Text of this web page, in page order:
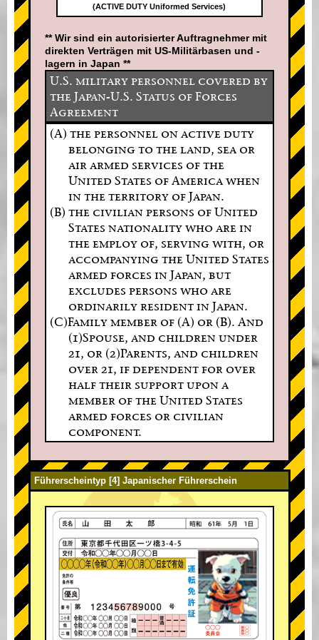
(ACTIVE DUTY Uniformed Services)
** Wir sind ein autorisierter Auftragnehmer mit
direkten Verträgen mit US-Militärbasen und -
lagern in Japan **
U.S. military personnel covered by
the Japan-U.S. Status of Forces
Agreement
(A) the personnel on active duty
belonging to the land, sea or
air armed services of the
United States of America when
in the territory of Japan.
(B) the civilian persons of United
States nationality who are in
the employ of, serving with, or
accompanying the United States
armed forces in Japan, but
excludes persons who are
ordinarily resident in Japan.
(C)Family member of (A) or (B). And
(1)Spouse, and children under
21, or (2)Parents, and children
over 21, if dependent for over
half their support upon a
member of the United States
armed forces or civilian
component.
Führerscheintyp [4] Japanischer Führerschein